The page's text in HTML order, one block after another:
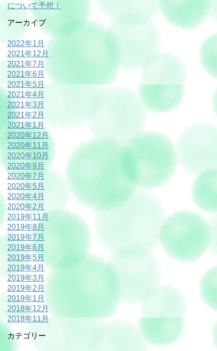
について予想！
アーカイブ
2022年1月
2021年12月
2021年7月
2021年6月
2021年5月
2021年4月
2021年3月
2021年2月
2021年1月
2020年12月
2020年11月
2020年10月
2020年9月
2020年7月
2020年5月
2020年4月
2020年2月
2019年11月
2019年8月
2019年7月
2019年6月
2019年5月
2019年4月
2019年3月
2019年2月
2019年1月
2018年12月
2018年11月
カテゴリー